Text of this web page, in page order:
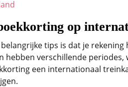
op
tips is dat je
hebben verschillende
een internationaal